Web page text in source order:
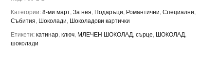
Категории:8-ми март, За нея, Подаръци, Романтични, Специални,
Събития, Шоколади, Шоколадови картички
Етикети:катинар, ключ, МЛЕЧЕН ШОКОЛАД, сърце, ШОКОЛАД,
шоколади